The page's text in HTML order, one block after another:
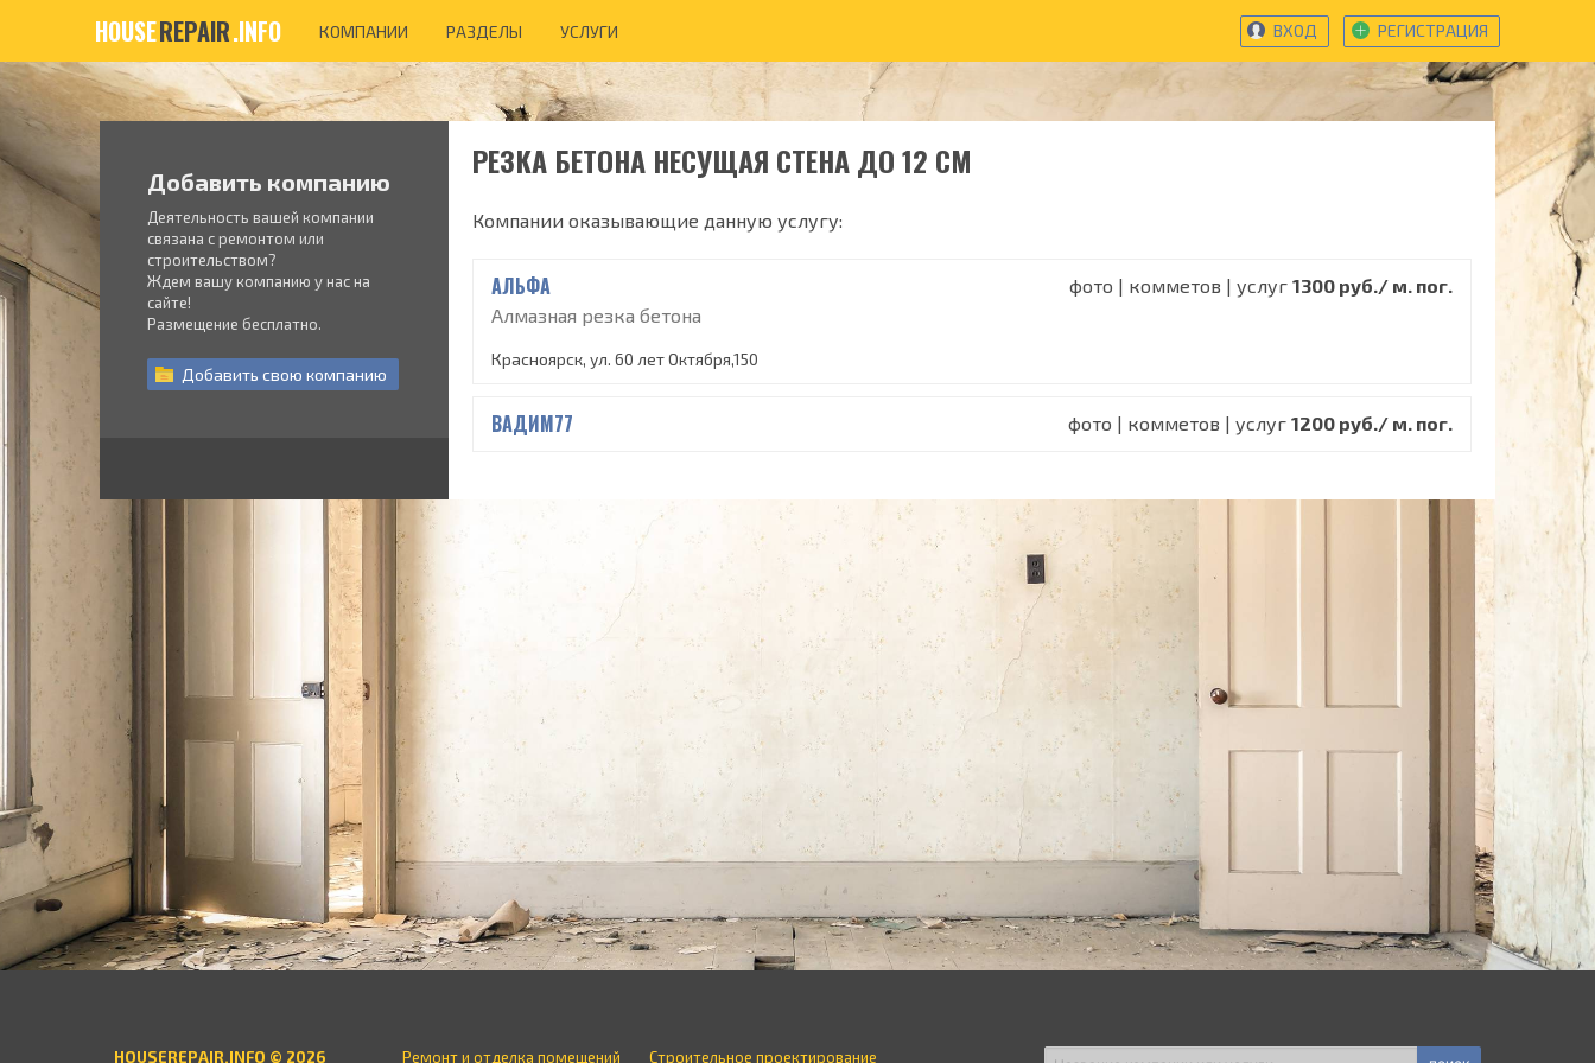
HOUSEREPAIR.INFO КОМПАНИИ РАЗДЕЛЫ УСЛУГИ ВХОД РЕГИСТРАЦИЯ
Добавить компанию
Деятельность вашей компании
связана с ремонтом или
строительством?
Ждем вашу компанию у нас на
сайте!
Размещение бесплатно.
Добавить свою компанию
РЕЗКА БЕТОНА НЕСУЩАЯ СТЕНА ДО 12 СМ
Компании оказывающие данную услугу:
АЛЬФА
Алмазная резка бетона
фото | комметов | услуг 1300 руб./ м. пог.
Красноярск, ул. 60 лет Октября,150
ВАДИМ77 фото | комметов | услуг 1200 руб./ м. пог.
HOUSEREPAIR.INFO © 2026 Ремонт и отделка помещений Строительное проектирование